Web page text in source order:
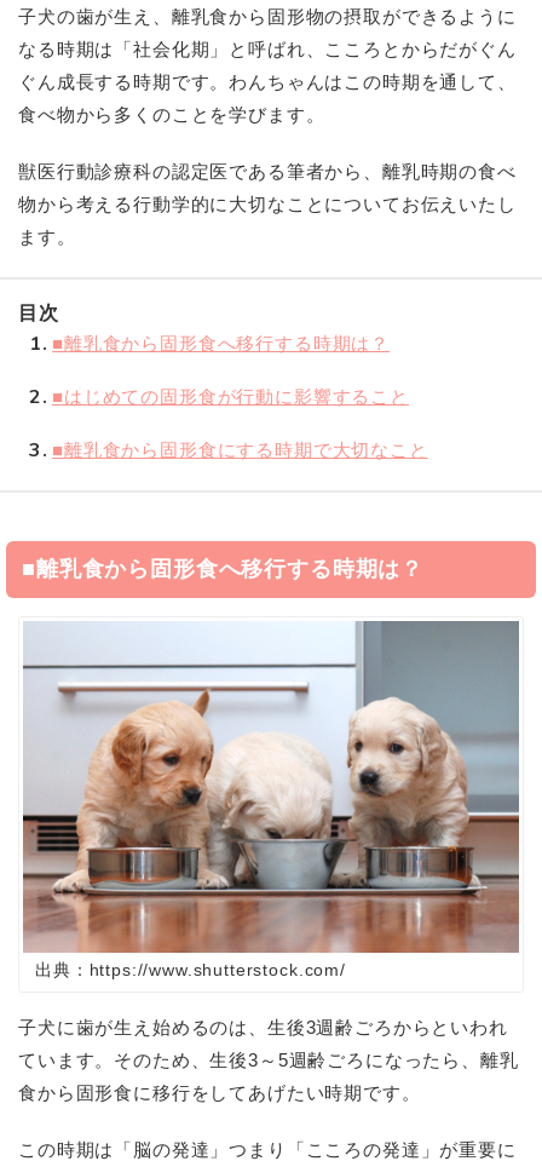
子犬の歯が生え、離乳食から固形物の摂取ができるように
なる時期は「社会化期」と呼ばれ、こころとからだがぐん
ぐん成長する時期です。わんちゃんはこの時期を通して、
食べ物から多くのことを学びます。
獣医行動診療科の認定医である筆者から、離乳時期の食べ
物から考える行動学的に大切なことについてお伝えいたし
ます。
目次
1 ■離乳食から固形食へ移行する時期は？
2 ■はじめての固形食が行動に影響すること
3 ■離乳食から固形食にする時期で大切なこと
■離乳食から固形食へ移行する時期は？
出典：https://www.shutterstock.com/
子犬に歯が生え始めるのは、生後3週齢ごろからといわれ
ています。そのため、生後3～5週齢ごろになったら、離乳
食から固形食に移行をしてあげたい時期です。
この時期は「脳の発達」つまり「こころの発達」が重要に